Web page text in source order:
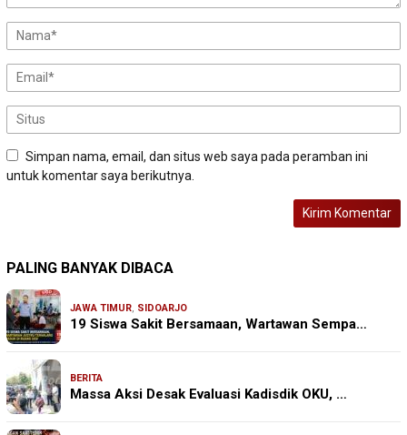
Simpan nama, email, dan situs web saya pada peramban ini
untuk komentar saya berikutnya.
PALING BANYAK DIBACA
JAWA TIMUR, SIDOARJO
19 Siswa Sakit Bersamaan, Wartawan Sempa…
BERITA
Massa Aksi Desak Evaluasi Kadisdik OKU, …